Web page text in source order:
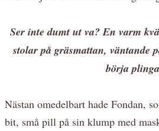
Ser inte dumt ut va? En varm
stolar på gräsmattan, väntande
börja plinga
Nästan omedelbart hade Fondan,
bit, små pill på sin klump med